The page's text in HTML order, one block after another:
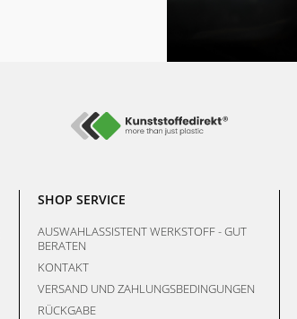
SHOP SERVICE
AUSWAHLASSISTENT WERKSTOFF - GUT
BERATEN
KONTAKT
VERSAND UND ZAHLUNGSBEDINGUNGEN
RÜCKGABE